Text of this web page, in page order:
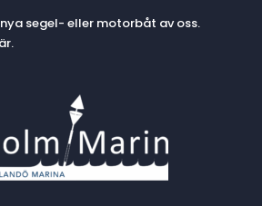
segel- eller motorbåt av oss.
.